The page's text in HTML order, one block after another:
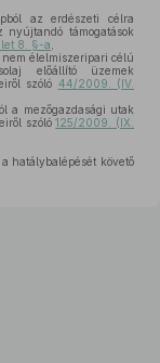
az erdészeti célra
támogatások
8. §-a
élelmiszeripari célú
előállító üzemek
szóló 44/2009. (IV.
a mezőgazdasági utak
szóló125/2009. (IX.
hatálybalépését követő